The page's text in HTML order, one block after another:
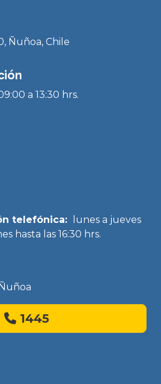
Ñuñoa, Chile
a 13:30 hrs.
telefónica:
lunes a jueves
hasta las 16:30 hrs.
1445